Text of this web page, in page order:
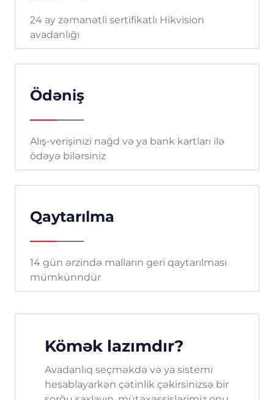
24 ay zəmanətli sertifikatlı Hikvision
avadanlığı
Ödəniş
Alış-verişinizi nağd və ya bank kartları ilə
ödəyə bilərsiniz
Qaytarılma
14 gün ərzində malların geri qaytarılması
mümkünndür
Kömək lazımdır?
Avadanlıq seçməkdə və ya sistemi
hesablayarkən çətinlik çəkirsinizsə bir